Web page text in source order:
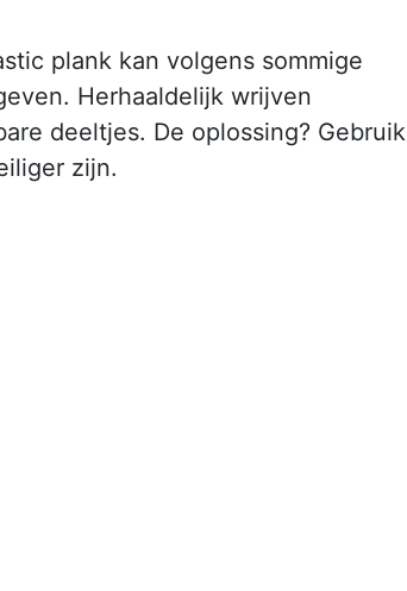
plank kan volgens sommige
Herhaaldelijk wrijven
deeltjes. De oplossing? Gebruik
zijn.